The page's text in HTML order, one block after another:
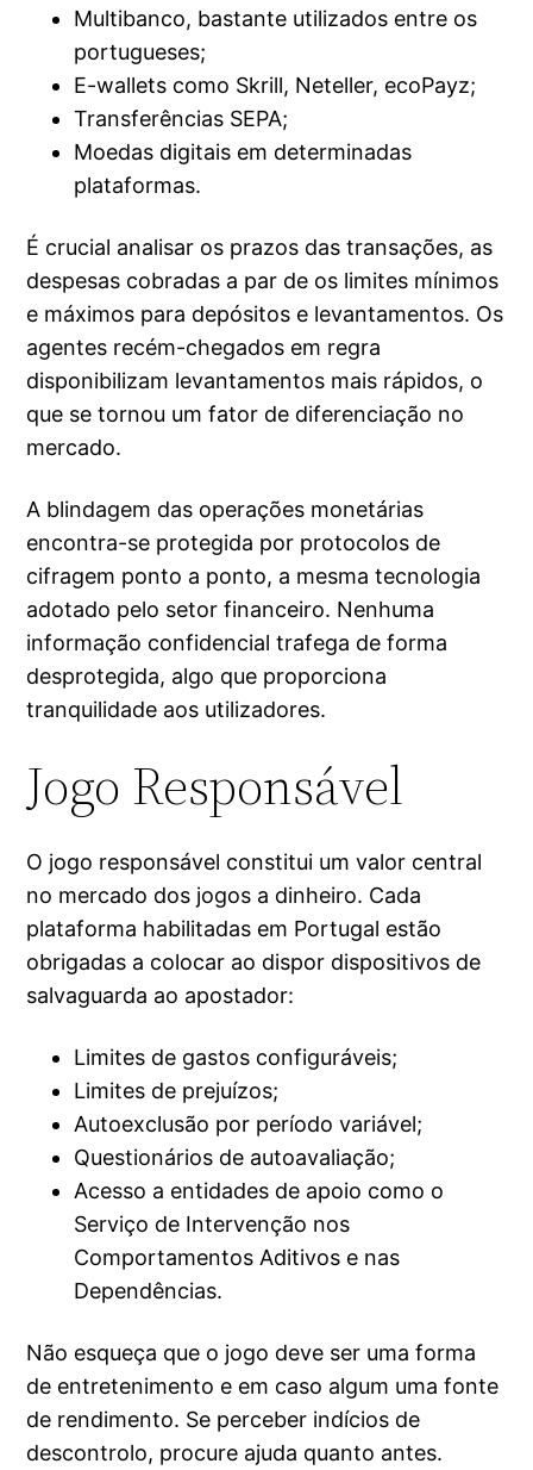
Multibanco, bastante utilizados entre os
portugueses;
E-wallets como Skrill, Neteller, ecoPayz;
Transferências SEPA;
Moedas digitais em determinadas
plataformas.
É crucial analisar os prazos das transações, as
despesas cobradas a par de os limites mínimos
e máximos para depósitos e levantamentos. Os
agentes recém-chegados em regra
disponibilizam levantamentos mais rápidos, o
que se tornou um fator de diferenciação no
mercado.
A blindagem das operações monetárias
encontra-se protegida por protocolos de
cifragem ponto a ponto, a mesma tecnologia
adotado pelo setor financeiro. Nenhuma
informação confidencial trafega de forma
desprotegida, algo que proporciona
tranquilidade aos utilizadores.
Jogo Responsável
O jogo responsável constitui um valor central
no mercado dos jogos a dinheiro. Cada
plataforma habilitadas em Portugal estão
obrigadas a colocar ao dispor dispositivos de
salvaguarda ao apostador:
Limites de gastos configuráveis;
Limites de prejuízos;
Autoexclusão por período variável;
Questionários de autoavaliação;
Acesso a entidades de apoio como o
Serviço de Intervenção nos
Comportamentos Aditivos e nas
Dependências.
Não esqueça que o jogo deve ser uma forma
de entretenimento e em caso algum uma fonte
de rendimento. Se perceber indícios de
descontrolo, procure ajuda quanto antes.